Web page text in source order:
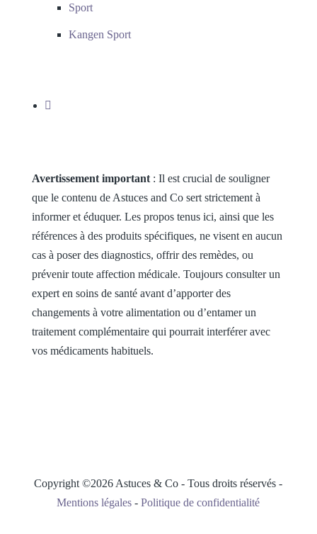
Sport
Kangen Sport
Avertissement important : Il est crucial de souligner
que le contenu de Astuces and Co sert strictement à
informer et éduquer. Les propos tenus ici, ainsi que les
références à des produits spécifiques, ne visent en aucun
cas à poser des diagnostics, offrir des remèdes, ou
prévenir toute affection médicale. Toujours consulter un
expert en soins de santé avant d’apporter des
changements à votre alimentation ou d’entamer un
traitement complémentaire qui pourrait interférer avec
vos médicaments habituels.
Copyright ©2026 Astuces & Co - Tous droits réservés -
Mentions légales-Politique de confidentialité